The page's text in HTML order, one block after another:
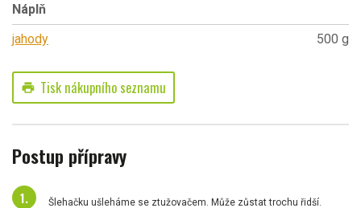
Náplň
jahody
500 g
print Tisk nákupního seznamu
Postup přípravy
Šlehačku ušleháme se ztužovačem. Může zůstat trochu řidší.